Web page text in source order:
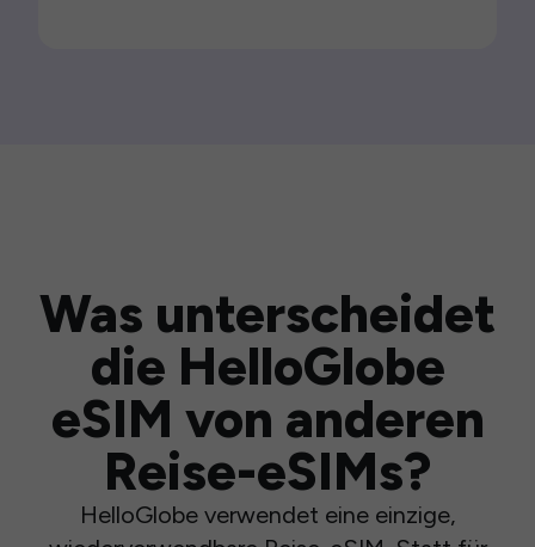
Was unterscheidet
die HelloGlobe
eSIM von anderen
Reise-eSIMs?
HelloGlobe verwendet eine einzige,